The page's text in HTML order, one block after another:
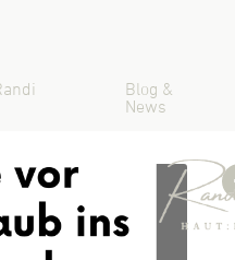
Blog &
News